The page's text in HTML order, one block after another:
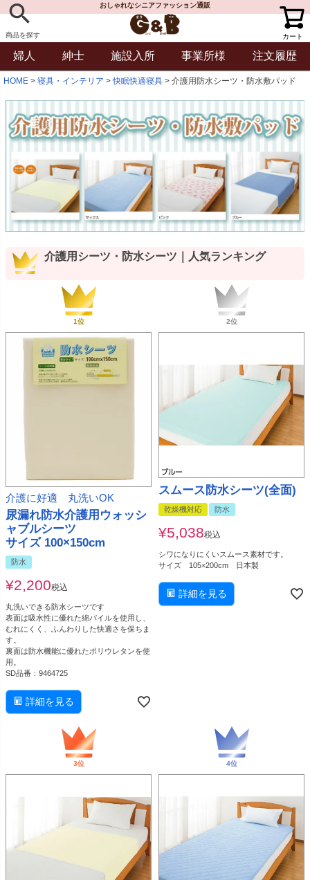
商品を探す
おしゃれなシニアファッション通販
カート
婦人 紳士 施設入所 事業所様 注文履歴
HOME 寝具・インテリア 快眠快適寝具 介護用防水シーツ・防水敷パッド
介護用シーツ・防水シーツ｜人気ランキング
介護に好適 丸洗いOK
尿漏れ防水介護用ウォッシ
ャブルシーツ
サイズ 100×150cm
防水
¥2,200税込
丸洗いできる防水シーツです
表面は吸水性に優れた綿パイルを使用し、
むれにくく、ふんわりした快適さを保ちま
す。
裏面は防水機能に優れたポリウレタンを使
用。
SD品番：9464725
詳細を見る
スムース防水シーツ(全面)
乾燥機対応 防水
¥5,038税込
シワになりにくいスムース素材です。
サイズ 105×200cm 日本製
詳細を見る